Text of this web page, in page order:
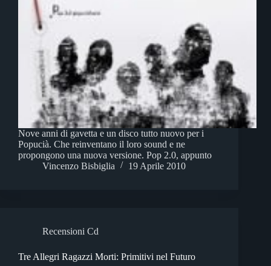
Nove anni di gavetta e un disco tutto nuovo per i
Popucià. Che reinventano il loro sound e ne
propongono una nuova versione. Pop 2.0, appunto
Vincenzo Bisbiglia
19 Aprile 2010
Recensioni Cd
Tre Allegri Ragazzi Morti: Primitivi nel Futuro